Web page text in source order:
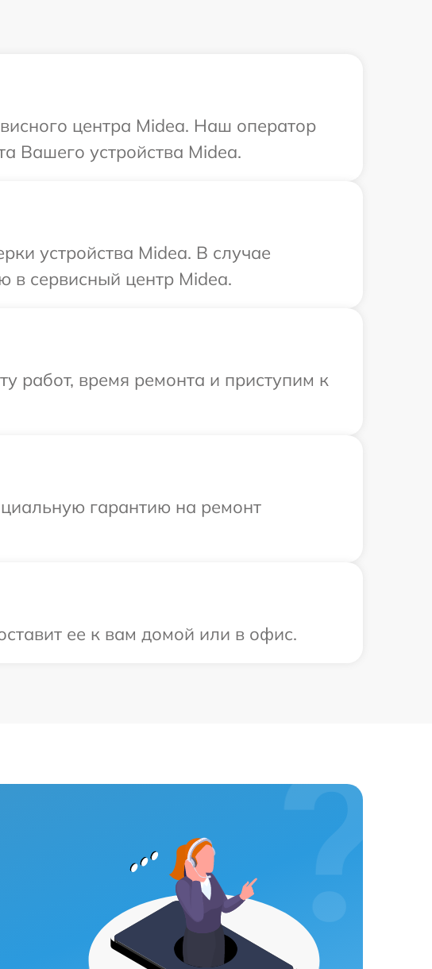
центра Midea. Наш оператор
Вашего устройства Midea.
устройства Midea. В случае
в сервисный центр Midea.
работ, время ремонта и приступим к
гарантию на ремонт
ее к вам домой или в офис.